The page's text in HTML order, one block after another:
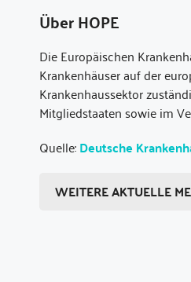
Über HOPE
Die Europäischen
Krankenhäuser auf der
Krankenhaussektor
Mitgliedstaaten sowie im
Quelle:Deutsche
WEITERE AKTUELLE